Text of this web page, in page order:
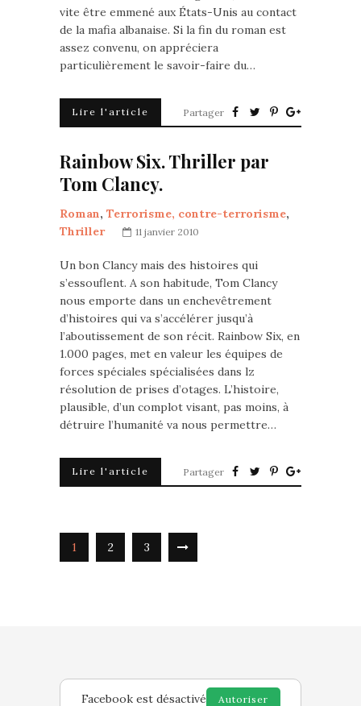
vite être emmené aux États-Unis au contact
de la mafia albanaise. Si la fin du roman est
assez convenu, on appréciera
particulièrement le savoir-faire du…
Lire l'article Partager
Rainbow Six. Thriller par
Tom Clancy.
Roman, Terrorisme, contre-terrorisme,
Thriller
11 janvier 2010
Un bon Clancy mais des histoires qui
s’essouflent. A son habitude, Tom Clancy
nous emporte dans un enchevêtrement
d’histoires qui va s’accélérer jusqu’à
l’aboutissement de son récit. Rainbow Six, en
1.000 pages, met en valeur les équipes de
forces spéciales spécialisées dans lz
résolution de prises d’otages. L’histoire,
plausible, d’un complot visant, pas moins, à
détruire l’humanité va nous permettre…
Lire l'article Partager
1 2 3
Facebook est désactivé Autoriser